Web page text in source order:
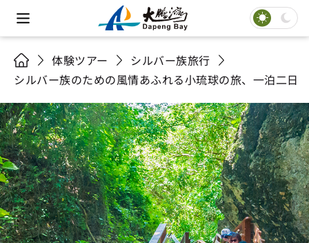
体験ツアー
シルバー族旅行
シルバー族のための風情あふれる小琉球の旅、一泊二日